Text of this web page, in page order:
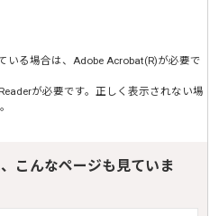
る場合は、 Adobe Acrobat(R)が必要で
が必要です。正しく表示されない場
こんなページも見ていま